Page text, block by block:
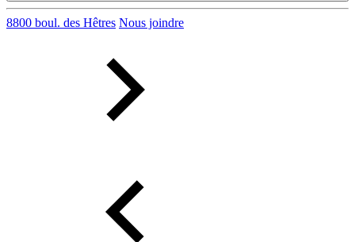
8800 boul. des Hêtres Nous joindre